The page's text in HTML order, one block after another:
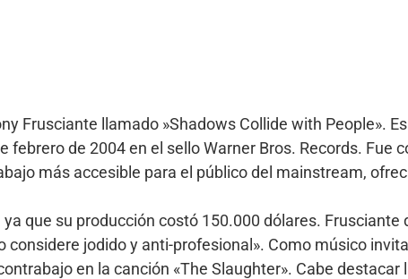
Frusciante llamado »Shadows Collide with People».
de 2004 en el sello Warner Bros. Records. Fue
más accesible para el público del mainstream,
que su producción costó 150.000 dólares. Frusciante
jodido y anti-profesional». Como músico
en la canción «The Slaughter». Cabe destacar